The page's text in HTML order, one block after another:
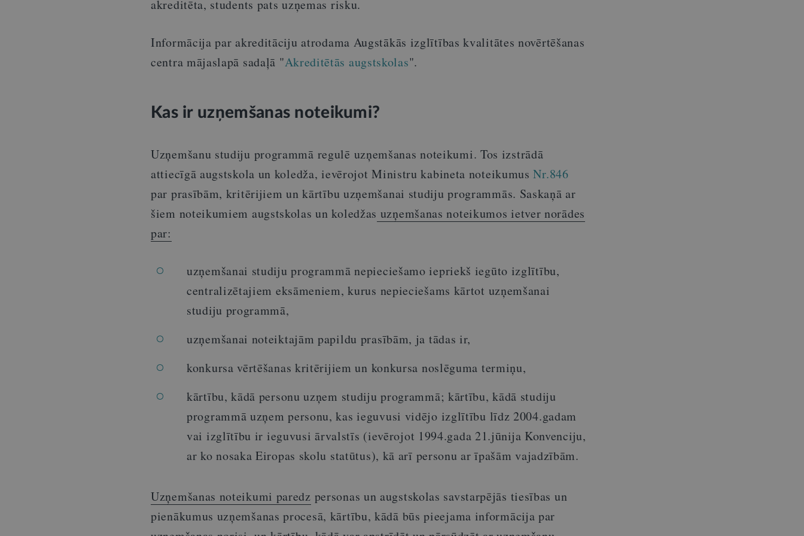
akreditēta, students pats uzņemas risku.
Informācija par akreditāciju atrodama Augstākās izglītības kvalitātes novērtēšanas
centra mājaslapā sadaļā "Akreditētās augstskolas".
Kas ir uzņemšanas noteikumi?
Uzņemšanu studiju programmā regulē uzņemšanas noteikumi. Tos izstrādā
attiecīgā augstskola un koledža, ievērojot Ministru kabineta noteikumusNr.846
par prasībām, kritērijiem un kārtību uzņemšanai studiju programmās. Saskaņā ar
šiem noteikumiem augstskolas un koledžas uzņemšanas noteikumos ietver norādes
par:
uzņemšanai studiju programmā nepieciešamo iepriekš iegūto izglītību,
centralizētajiem eksāmeniem, kurus nepieciešams kārtot uzņemšanai
studiju programmā,
uzņemšanai noteiktajām papildu prasībām, ja tādas ir,
konkursa vērtēšanas kritērijiem un konkursa noslēguma termiņu,
kārtību, kādā personu uzņem studiju programmā; kārtību, kādā studiju
programmā uzņem personu, kas ieguvusi vidējo izglītību līdz 2004.gadam
vai izglītību ir ieguvusi ārvalstīs (ievērojot 1994.gada 21.jūnija Konvenciju,
ar ko nosaka Eiropas skolu statūtus), kā arī personu ar īpašām vajadzībām.
Uzņemšanas noteikumi paredz personas un augstskolas savstarpējās tiesības un
pienākumus uzņemšanas procesā, kārtību, kādā būs pieejama informācija par